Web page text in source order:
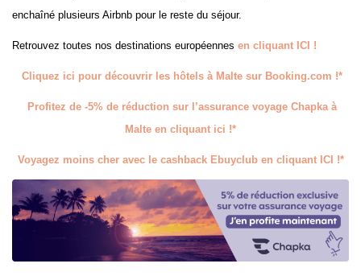
enchaîné plusieurs Airbnb pour le reste du séjour.
Retrouvez toutes nos destinations européennes en cliquant ICI !
Cliquez ici pour découvrir les hôtels à Malte sur Booking.com !*
Profitez de -5% de réduction sur l’assurance voyage Chapka à
Malte en cliquant ici !*
Voyagez moins cher avec le cashback Ebuyclub en cliquant ICI !*